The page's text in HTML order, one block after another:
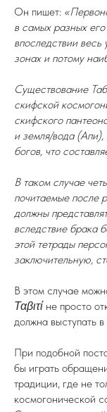
Он пишет:
в самых разных
впоследствии
зонах и потому
Существование
скифской
скифского
и земля/вода
богов, что
В таком случае
почитаемые после
должны
вследствие брака
этой тетрады
заключительную,
В этом случае
Ταβιτίне просто
должна выступать
При подобной
бы играть
традиции, где не
космогонической